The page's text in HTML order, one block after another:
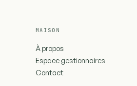
MAISON
À propos
Espace gestionnaires
Contact